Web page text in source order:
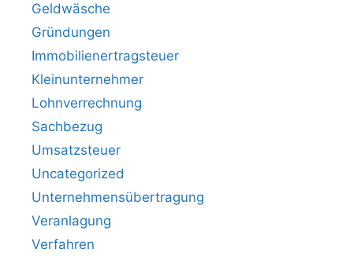
Geldwäsche
Gründungen
Immobilienertragsteuer
Kleinunternehmer
Lohnverrechnung
Sachbezug
Umsatzsteuer
Uncategorized
Unternehmensübertragung
Veranlagung
Verfahren